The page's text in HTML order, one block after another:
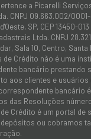
a Picarelli
CNPJ 09.663.002/
SP, CEP 13450-
Ltda. CNPJ
Sala 10, Centro, Santa
de Crédito não é uma
bancário prestando
aos clientes e
bancário
das Resoluções
Crédito é um portal de
ou cobramos